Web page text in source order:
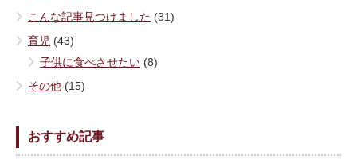
こんな記事見つけました (31)
育児 (43)
子供に食べさせたい (8)
その他 (15)
おすすめ記事